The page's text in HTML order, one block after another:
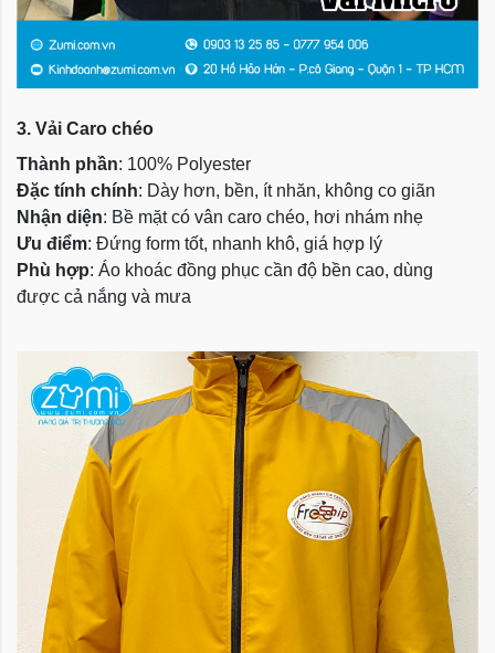
3. Vải Caro chéo
Thành phần: 100% Polyester
Đặc tính chính: Dày hơn, bền, ít nhăn, không co giãn
Nhận diện: Bề mặt có vân caro chéo, hơi nhám nhẹ
Ưu điểm: Đứng form tốt, nhanh khô, giá hợp lý
Phù hợp: Áo khoác đồng phục cần độ bền cao, dùng
được cả nắng và mưa